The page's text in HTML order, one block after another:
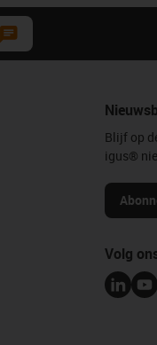
Blijf op
igus®
Volg